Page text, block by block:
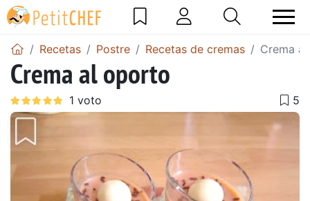
Recetas Postre Recetas de cremas Crema
Crema al oporto